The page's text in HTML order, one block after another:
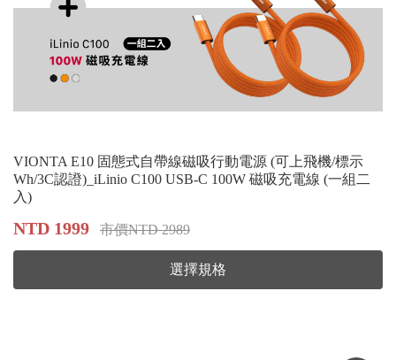
VIONTA E10 固態式自帶線磁吸行動電源 (可上飛機/標示
Wh/3C認證)_iLinio C100 USB-C 100W 磁吸充電線 (一組二
入)
NTD 1999 市價NTD 2989
選擇規格